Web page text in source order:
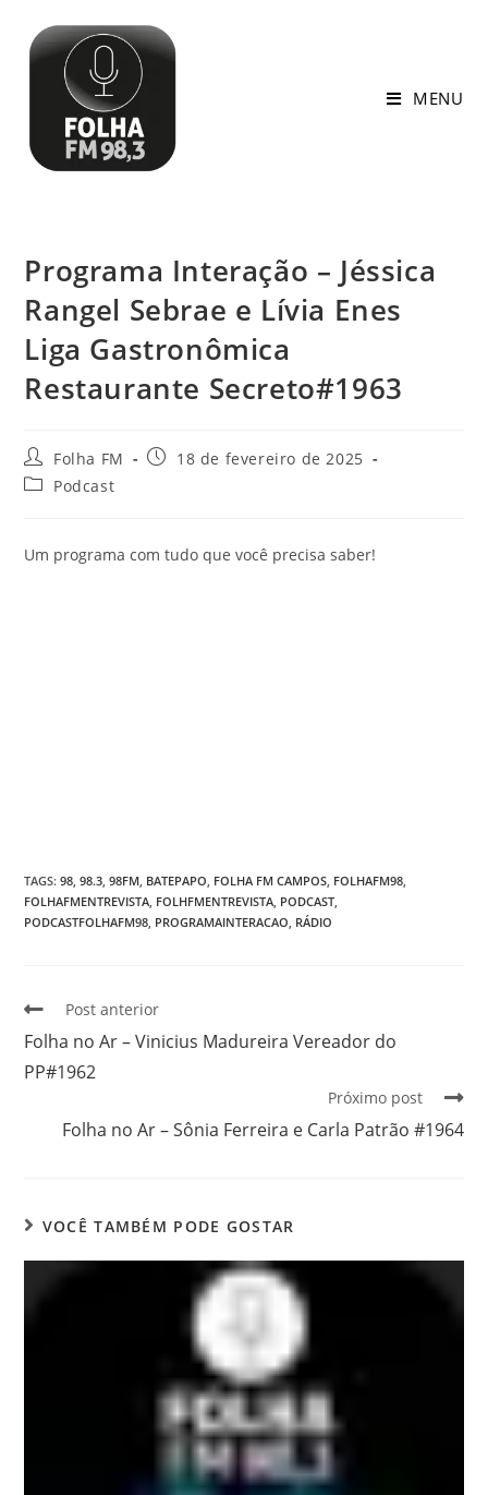
MENU
Programa Interação – Jéssica
Rangel Sebrae e Lívia Enes
Liga Gastronômica
Restaurante Secreto#1963
Folha FM
18 de fevereiro de 2025
Podcast
Um programa com tudo que você precisa saber!
TAGS:98 98.3 98FM BATEPAPO FOLHA FM CAMPOS FOLHAFM98
FOLHAFMENTREVISTA FOLHFMENTREVISTA PODCAST
PODCASTFOLHAFM98 PROGRAMAINTERACAO RÁDIO
Post anterior
Folha no Ar – Vinicius Madureira Vereador do
PP#1962
Próximo post
Folha no Ar – Sônia Ferreira e Carla Patrão #1964
VOCÊ TAMBÉM PODE GOSTAR